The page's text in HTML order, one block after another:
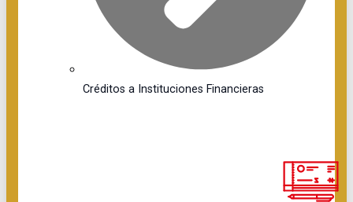
Créditos a Instituciones Financieras